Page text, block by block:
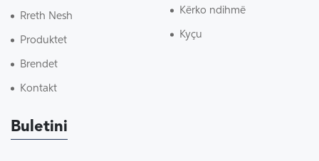
Rreth Nesh
Produktet
Brendet
Kontakt
Kërko ndihmë
Kyçu
Buletini